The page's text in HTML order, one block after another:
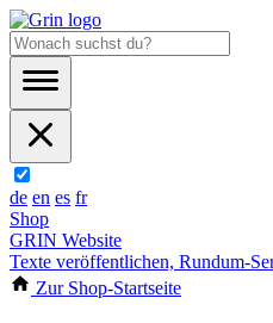
de en es fr
Shop
GRIN Website
Texte veröffentlichen, Rundum-
Zur Shop-Startseite